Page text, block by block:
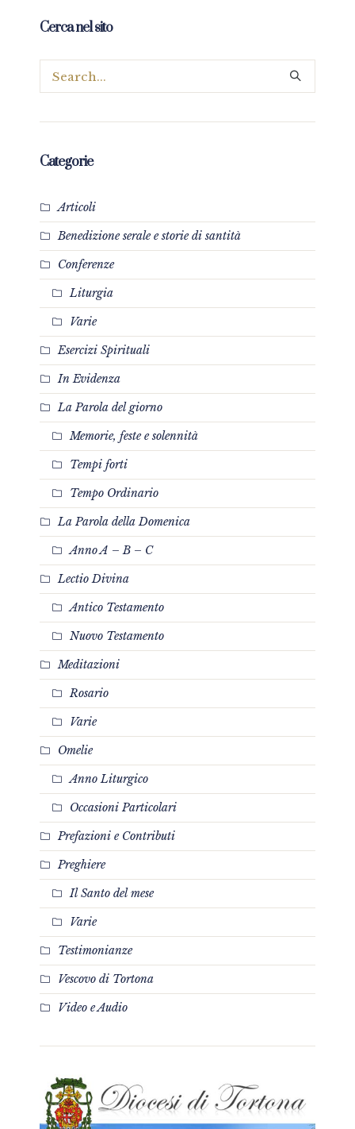
Cerca nel sito
Categorie
Articoli
Benedizione serale e storie di santità
Conferenze
Liturgia
Varie
Esercizi Spirituali
In Evidenza
La Parola del giorno
Memorie, feste e solennità
Tempi forti
Tempo Ordinario
La Parola della Domenica
Anno A – B – C
Lectio Divina
Antico Testamento
Nuovo Testamento
Meditazioni
Rosario
Varie
Omelie
Anno Liturgico
Occasioni Particolari
Prefazioni e Contributi
Preghiere
Il Santo del mese
Varie
Testimonianze
Vescovo di Tortona
Video e Audio